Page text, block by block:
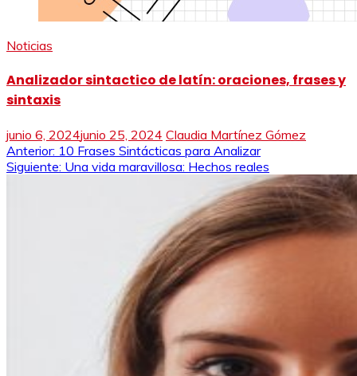
Noticias
Analizador sintactico de latín: oraciones, frases y
sintaxis
junio 6, 2024junio 25, 2024 Claudia Martínez Gómez
Navegación
Anterior: 10 Frases Sintácticas para Analizar
Siguiente: Una vida maravillosa: Hechos reales